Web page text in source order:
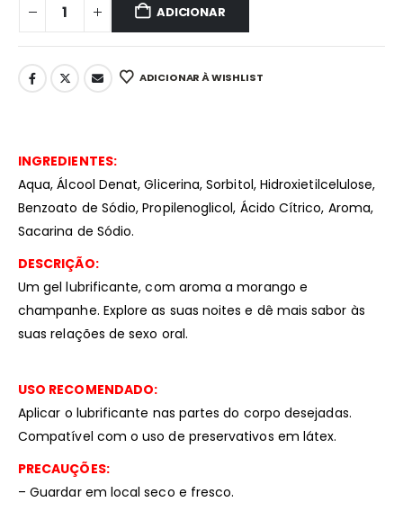
ADICIONAR
ADICIONAR À WISHLIST
INGREDIENTES:
Aqua, Álcool Denat, Glicerina, Sorbitol, Hidroxietilcelulose,
Benzoato de Sódio, Propilenoglicol, Ácido Cítrico, Aroma,
Sacarina de Sódio.
DESCRIÇÃO:
Um gel lubrificante, com aroma a morango e
champanhe. Explore as suas noites e dê mais sabor às
suas relações de sexo oral.
USO RECOMENDADO:
Aplicar o lubrificante nas partes do corpo desejadas.
Compatível com o uso de preservativos em látex.
PRECAUÇÕES:
– Guardar em local seco e fresco.